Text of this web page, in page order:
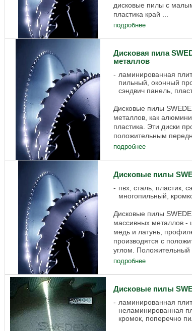
дисковые пилы с
пластика край ...
подробнее
Дисковая пила
металлов
ламинированная
пильный, оконный
сэндвич панель,
Дисковые пилы
металлов, как
пластика. Эти диски
положительным
подробнее
Дисковые пилы
пвх, сталь, пластик,
многопильный,
Дисковые пилы
массивных металлов -
медь и латунь,
производятся с
углом. Положительный
подробнее
Дисковые пилы
ламинированная
неламинированная
кромок, поперечно